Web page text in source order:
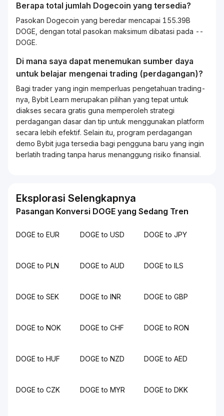
Berapa total jumlah Dogecoin yang tersedia?
Pasokan Dogecoin yang beredar mencapai 155.39B
DOGE, dengan total pasokan maksimum dibatasi pada --
DOGE.
Di mana saya dapat menemukan sumber daya
untuk belajar mengenai trading (perdagangan)?
Bagi trader yang ingin memperluas pengetahuantrading-
nya, Bybit Learn merupakan pilihan yang tepat untuk
diakses secara gratis guna memperoleh strategi
perdagangan dasar dan tip untuk menggunakan platform
secara lebih efektif. Selain itu, program perdagangan
demo Bybit juga tersedia bagi pengguna baru yang ingin
berlatihtradingtanpa harus menanggung risiko finansial.
Eksplorasi Selengkapnya
Pasangan Konversi DOGE yang Sedang Tren
DOGE to EUR DOGE to USD DOGE to JPY
DOGE to PLN DOGE to AUD DOGE to ILS
DOGE to SEK DOGE to INR DOGE to GBP
DOGE to NOK DOGE to CHF DOGE to RON
DOGE to HUF DOGE to NZD DOGE to AED
DOGE to CZK DOGE to MYR DOGE to DKK